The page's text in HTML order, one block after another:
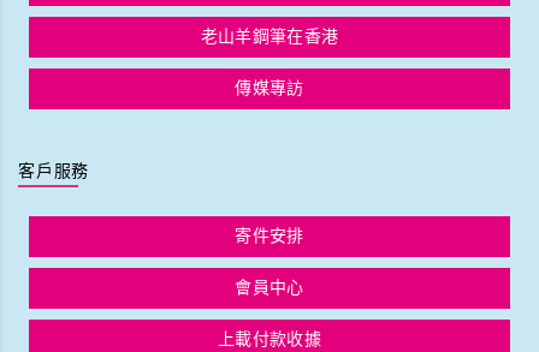
老山羊鋼筆在香港
傳媒專訪
客戶服務
寄件安排
會員中心
上載付款收據